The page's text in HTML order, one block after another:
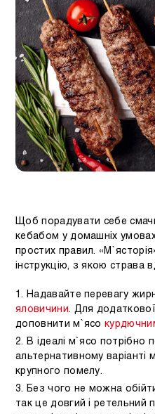
Щоб порадувати себе
кебабом у домашніх
простих правил.
інструкцію, з якою страва
Надавайте перевагу
яловичини. Для
доповнити м`ясо
В ідеалі м`ясо потрібно
альтернативному
крупного помелу.
Без чого не можна
так це довгий і ретельний